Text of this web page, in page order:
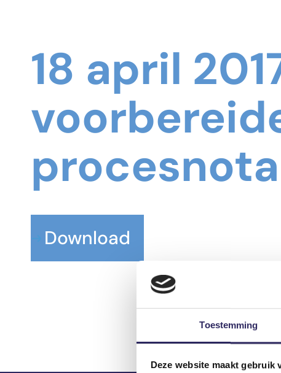
Toestemming
Deze website maakt gebruik
18 april
procesnota
Download